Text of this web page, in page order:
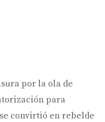
por la ola de
para
convirtió en rebelde